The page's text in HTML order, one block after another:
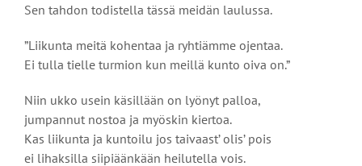
Sen tahdon todistella tässä meidän laulussa.
”Liikunta meitä kohentaa ja ryhtiämme ojentaa.
Ei tulla tielle turmion kun meillä kunto oiva on.”
Niin ukko usein käsillään on lyönyt palloa,
jumpannut nostoa ja myöskin kiertoa.
Kas liikunta ja kuntoilu jos taivaast’ olis’ pois
ei lihaksilla siipiäänkään heilutella vois.